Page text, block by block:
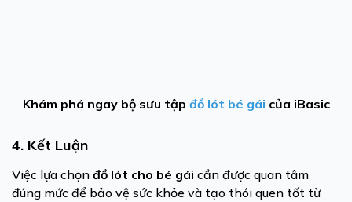
Khám phá ngay bộ sưu tập đồ lót bé gái của iBasic
4. Kết Luận
Việc lựa chọn đồ lót cho bé gái cần được quan tâm
đúng mức để bảo vệ sức khỏe và tạo thói quen tốt từ